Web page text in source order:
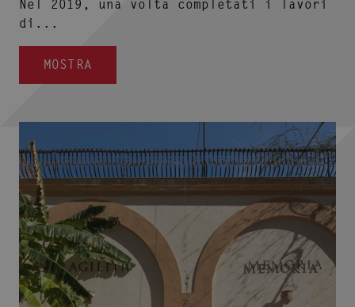
Nel 2019, una volta completati i lavori
di...
MOSTRA